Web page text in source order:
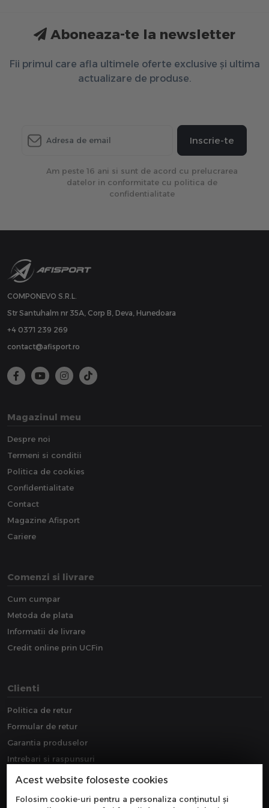
Aboneaza-te la newsletter
Fii primul care afla ultimele oferte exclusive și ultima
actualizare de produse.
Inscrie-te
Am peste 16 ani si sunt de acord cu prelucrarea
datelor in conformitate cu politica de
confidentialitate
COMPONEVO S.R.L.
Str Santuhalm nr 35A, Corp B, Deva, Hunedoara
+4 0371 239 269
contact@afisport.ro
Magazinul meu
Despre noi
Termeni si conditii
Politica de cookies
Confidentialitate
Contact
Magazine Afisport
Cariere
Comenzi si livrare
Cum cumpar
Metoda de plata
Informatii de livrare
Credit online prin UCFin
Clienti
Politica de retur
Formular de retur
Garantia produselor
Intrebari si raspunsuri
Downloads
Acest website foloseste cookies
Folosim cookie-uri pentru a personaliza conținutul și